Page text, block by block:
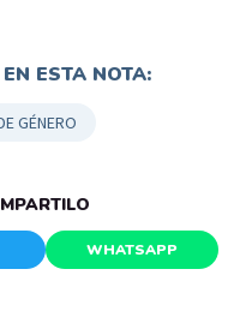
ESTA NOTA:
GÉNERO
WHATSAPP